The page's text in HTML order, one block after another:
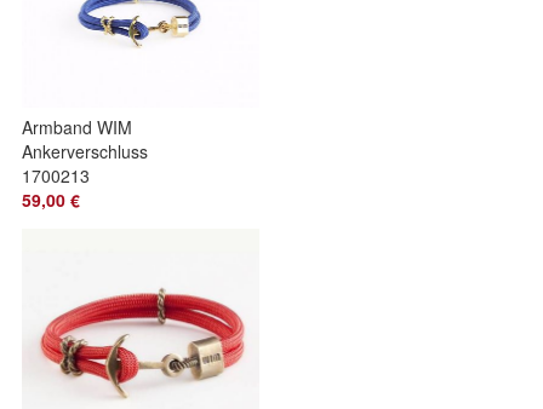
Armband WIM
Ankerverschluss
1700213
59,00 €